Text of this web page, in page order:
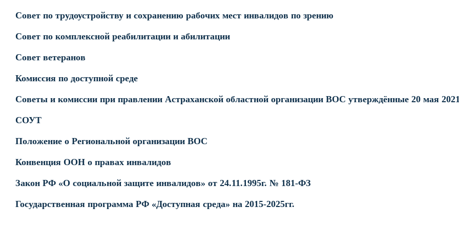
Совет по трудоустройству и сохранению рабочих мест инвалидов по зрению
Совет по комплексной реабилитации и абилитации
Совет ветеранов
Комиссия по доступной среде
Советы и комиссии при правлении Астраханской областной организации ВОС утверждённые 20 мая
СОУТ
Положение о Региональной организации ВОС
Конвенция ООН о правах инвалидов
Закон РФ «О социальной защите инвалидов» от 24.11.1995г. № 181-ФЗ
Государственная программа РФ «Доступная среда» на 2015-2025гг.